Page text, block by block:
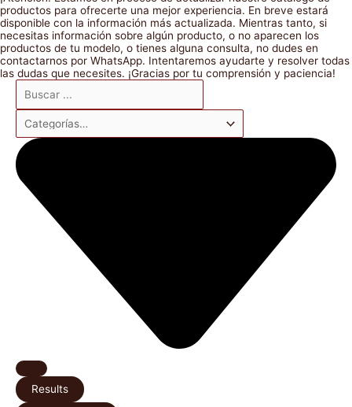
productos para ofrecerte una mejor experiencia. En breve estará
disponible con la información más actualizada. Mientras tanto, si
necesitas información sobre algún producto, o no aparecen los
productos de tu modelo, o tienes alguna consulta, no dudes en
contactarnos por WhatsApp. Intentaremos ayudarte y resolver todas
las dudas que necesites. ¡Gracias por tu comprensión y paciencia!
Results